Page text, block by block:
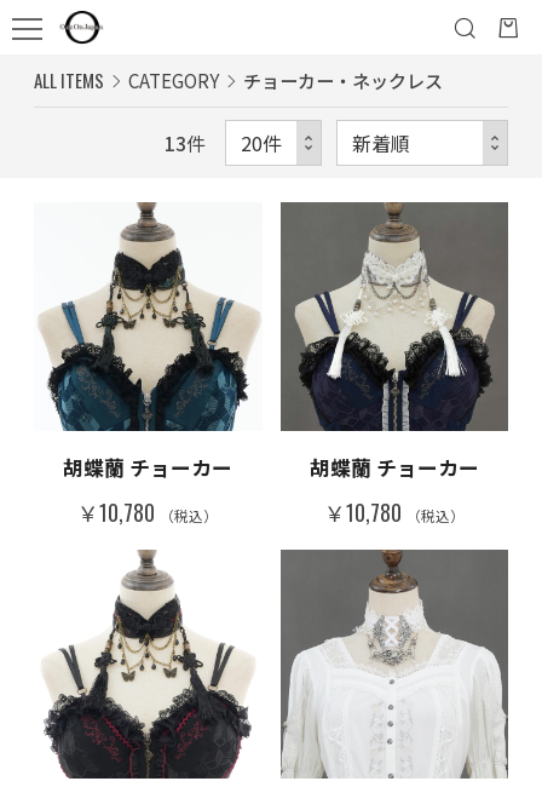
ALL ITEMS CATEGORY チョーカー・ネックレス
13件
胡蝶蘭 チョーカー
￥10,780 （税込）
胡蝶蘭 チョーカー
￥10,780 （税込）